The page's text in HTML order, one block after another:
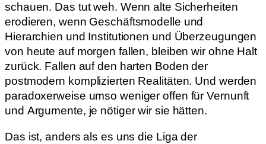
schauen. Das tut weh. Wenn alte Sicherheiten
erodieren, wenn Geschäftsmodelle und
Hierarchien und Institutionen und Überzeugungen
von heute auf morgen fallen, bleiben wir ohne Halt
zurück. Fallen auf den harten Boden der
postmodern komplizierten Realitäten. Und werden
paradoxerweise umso weniger offen für Vernunft
und Argumente, je nötiger wir sie hätten.
Das ist, anders als es uns die Liga der